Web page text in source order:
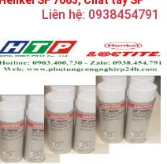
Liên hệ: 0938454791